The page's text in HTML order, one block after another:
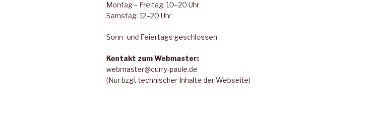
Montag – Freitag: 10–20 Uhr
Samstag: 12–20 Uhr
Sonn- und Feiertags geschlossen
Kontakt zum Webmaster:
webmaster@curry-paule.de
(Nur bzgl. technischer Inhalte der Webseite)